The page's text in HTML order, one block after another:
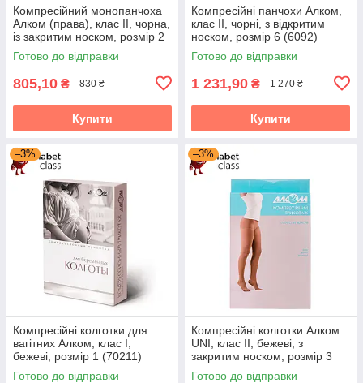
Компресійний монопанчоха
Алком (права), клас II, чорна,
із закритим носком, розмір 2
(6062)
Готово до відправки
805,10 ₴ 830 ₴
Купити
Компресійні панчохи Алком,
клас II, чорні, з відкритим
носком, розмір 6 (6092)
Готово до відправки
1 231,90 ₴ 1 270 ₴
Купити
–3%
Компресійні колготки для
вагітних Алком, клас I,
бежеві, розмір 1 (70211)
Готово до відправки
–3%
Компресійні колготки Алком
UNI, клас II, бежеві, з
закритим носком, розмір 3
(70123)
Готово до відправки